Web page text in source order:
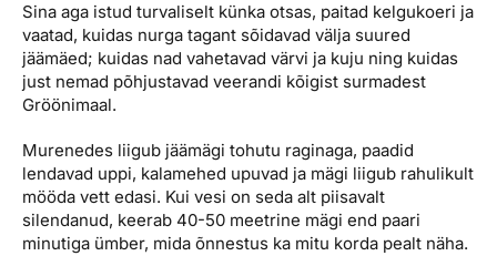
Sina aga istud turvaliselt künka otsas, paitad kelgukoeri ja
vaatad, kuidas nurga tagant sõidavad välja suured
jäämäed; kuidas nad vahetavad värvi ja kuju ning kuidas
just nemad põhjustavad veerandi kõigist surmadest
Gröönimaal.
Murenedes liigub jäämägi tohutu raginaga, paadid
lendavad uppi, kalamehed upuvad ja mägi liigub rahulikult
mööda vett edasi. Kui vesi on seda alt piisavalt
silendanud, keerab 40-50 meetrine mägi end paari
minutiga ümber, mida õnnestus ka mitu korda pealt näha.